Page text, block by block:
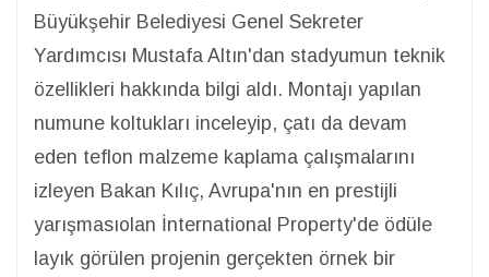
Büyükşehir Belediyesi Genel Sekreter
Yardımcısı Mustafa Altın'dan stadyumun teknik
özellikleri hakkında bilgi aldı. Montajı yapılan
numune koltukları inceleyip, çatı da devam
eden teflon malzeme kaplama çalışmalarını
izleyen Bakan Kılıç, Avrupa'nın en prestijli
yarışmasıolan İnternational Property'de ödüle
layık görülen projenin gerçekten örnek bir